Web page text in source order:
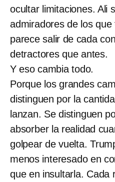
ocultar limitaciones. Ali
admiradores de los
parece salir de cada
detractores que antes.
Y eso cambia todo.
Porque los grandes
distinguen por la
lanzan. Se distinguen
absorber la realidad
golpear de vuelta.
menos interesado en
que en insultarla. Cada